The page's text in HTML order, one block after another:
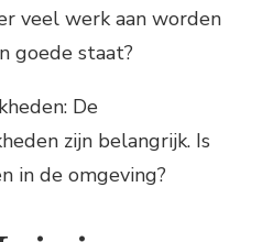
veel werk aan worden
goede staat?
De
zijn belangrijk. Is
in de omgeving?